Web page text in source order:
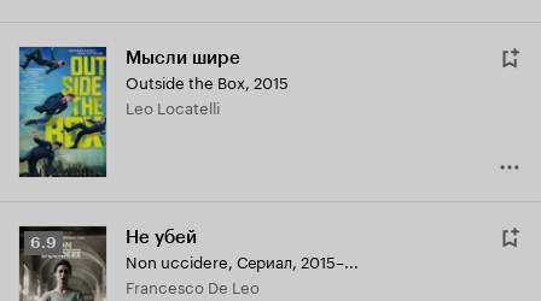
Мысли шире
Outside the Box, 2015
Leo Locatelli
Рейтинг
Кинопоиска
6.9
6.9 Не убей
Non uccidere, Сериал, 2015–...
Francesco De Leo